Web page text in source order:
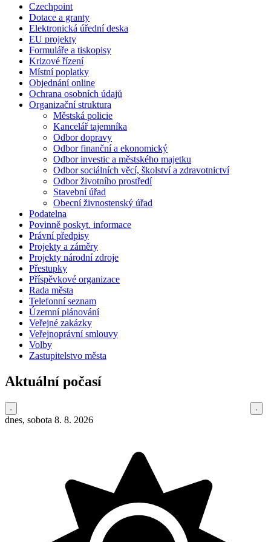
Czechpoint
Dotace a granty
Elektronická úřední deska
EU projekty
Formuláře a tiskopisy
Krizové řízení
Místní poplatky
Objednání online
Ochrana osobních údajů
Organizační struktura
Městská policie
Kancelář tajemníka
Odbor dopravy
Odbor finanční a ekonomický
Odbor investic a městského majetku
Odbor sociálních věcí, školství a zdravotnictví
Odbor životního prostředí
Stavební úřad
Obecní živnostenský úřad
Podatelna
Povinně poskyt. informace
Právní předpisy
Projekty a záměry
Projekty národní zdroje
Přestupky
Příspěvkové organizace
Rada města
Telefonní seznam
Územní plánování
Veřejné zakázky
Veřejnoprávní smlouvy
Volby
Zastupitelstvo města
Aktuální počasí
dnes, sobota 8. 8. 2026